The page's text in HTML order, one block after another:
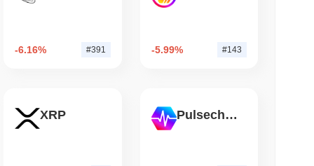
di lettura
-6.16% #391 -5.99% #143
XRP Pulsechain